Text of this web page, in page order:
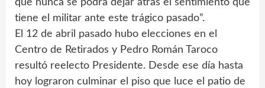
que nunca se podrá dejar atrás el sentimiento que
tiene el militar ante este trágico pasado”.
El 12 de abril pasado hubo elecciones en el
Centro de Retirados y Pedro Román Taroco
resultó reelecto Presidente. Desde ese día hasta
hoy lograron culminar el piso que luce el patio de